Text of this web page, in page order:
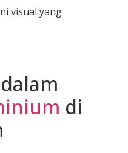
visual yang
di